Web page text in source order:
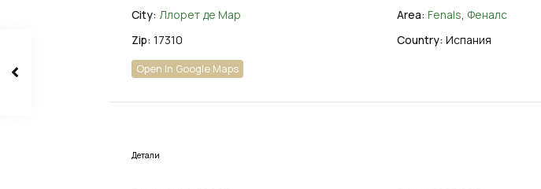
City: Ллорет де Мар Area: Fenals Феналс
Zip: 17310 Country: Испания
Open In Google Maps
Детали